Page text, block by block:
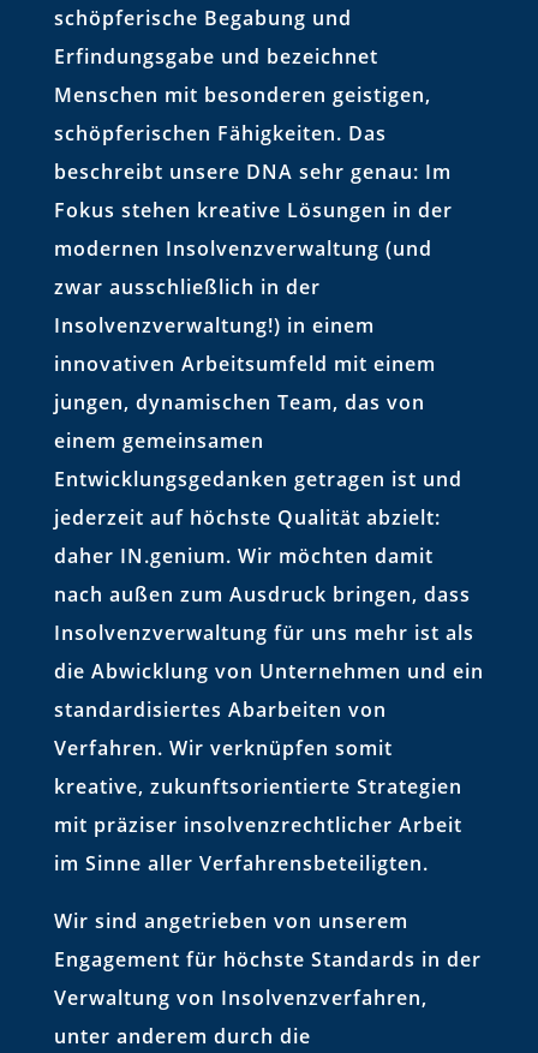
schöpferische Begabung und
Erfindungsgabe und bezeichnet
Menschen mit besonderen geistigen,
schöpferischen Fähigkeiten. Das
beschreibt unsere DNA sehr genau: Im
Fokus stehen kreative Lösungen in der
modernen Insolvenzverwaltung (und
zwar ausschließlich in der
Insolvenzverwaltung!) in einem
innovativen Arbeitsumfeld mit einem
jungen, dynamischen Team, das von
einem gemeinsamen
Entwicklungsgedanken getragen ist und
jederzeit auf höchste Qualität abzielt:
daher IN.genium. Wir möchten damit
nach außen zum Ausdruck bringen, dass
Insolvenzverwaltung für uns mehr ist als
die Abwicklung von Unternehmen und ein
standardisiertes Abarbeiten von
Verfahren. Wir verknüpfen somit
kreative, zukunftsorientierte Strategien
mit präziser insolvenzrechtlicher Arbeit
im Sinne aller Verfahrensbeteiligten.
Wir sind angetrieben von unserem
Engagement für höchste Standards in der
Verwaltung von Insolvenzverfahren,
unter anderem durch die